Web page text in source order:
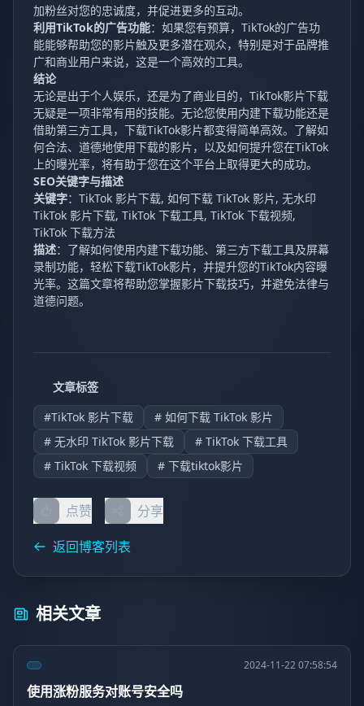
加粉丝对您的忠诚度，并促进更多的互动。
利用TikTok的广告功能：如果您有预算，TikTok的广告功
能能够帮助您的影片触及更多潜在观众，特别是对于品牌推
广和商业用户来说，这是一个高效的工具。
结论
无论是出于个人娱乐，还是为了商业目的，TikTok影片下载
无疑是一项非常有用的技能。无论您使用内建下载功能还是
借助第三方工具，下载TikTok影片都变得简单高效。了解如
何合法、道德地使用下载的影片，以及如何提升您在TikTok
上的曝光率，将有助于您在这个平台上取得更大的成功。
SEO关键字与描述
关键字：TikTok 影片下载, 如何下载 TikTok 影片, 无水印
TikTok 影片下载, TikTok 下载工具, TikTok 下载视频,
TikTok 下载方法
描述：了解如何使用内建下载功能、第三方下载工具及屏幕
录制功能，轻松下载TikTok影片，并提升您的TikTok内容曝
光率。这篇文章将帮助您掌握影片下载技巧，并避免法律与
道德问题。
文章标签
#TikTok 影片下载
# 如何下载 TikTok 影片
# 无水印 TikTok 影片下载
# TikTok 下载工具
# TikTok 下载视频
# 下载tiktok影片
点赞
分享
返回博客列表
相关文章
2024-11-22 07:58:54
使用涨粉服务对账号安全吗